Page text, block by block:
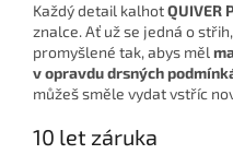
Každý detail kalhotQUIVER
znalce. Ať už se jedná o
promyšlené tak, abys měl
v opravdu drsných
můžeš směle vydat vstříc
10 let záruka